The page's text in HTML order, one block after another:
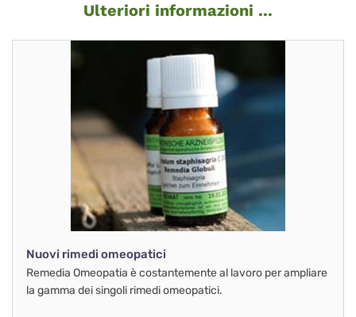
Ulteriori informazioni ...
Nuovi rimedi omeopatici
Remedia Omeopatia è costantemente al lavoro per ampliare
la gamma dei singoli rimedi omeopatici.